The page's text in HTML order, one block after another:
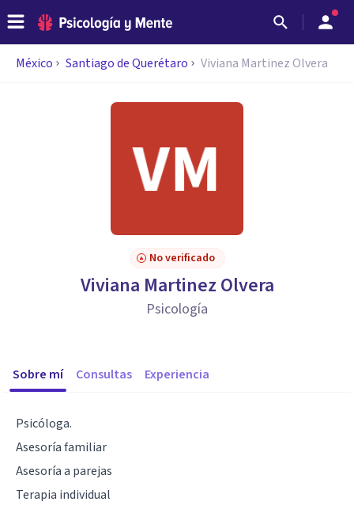
México Santiago de Querétaro Viviana Martinez Olvera
No verificado
Viviana Martinez Olvera
Psicología
Sobre mí Consultas Experiencia
Psicóloga.
Asesoría familiar
Asesoría a parejas
Terapia individual